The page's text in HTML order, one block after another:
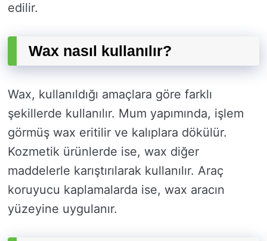
edilir.
Wax nasıl kullanılır?
Wax, kullanıldığı amaçlara göre farklı
şekillerde kullanılır. Mum yapımında, işlem
görmüş wax eritilir ve kalıplara dökülür.
Kozmetik ürünlerde ise, wax diğer
maddelerle karıştırılarak kullanılır. Araç
koruyucu kaplamalarda ise, wax aracın
yüzeyine uygulanır.